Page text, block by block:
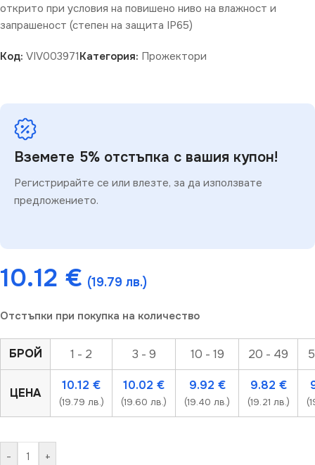
открито при условия на повишено ниво на влажност и
запрашеност (степен на защита IP65)
Код: VIV003971Категория: Прожектори
Вземете 5% отстъпка с вашия купон!
Регистрирайте се или влезте, за да използвате
предложението.
10.12 € (19.79 лв.)
Отстъпки при покупка на количество
БРОЙ 1 - 2 3 - 9 10 - 19 20 - 49
ЦЕНА
10.12 €
(19.79 лв.)
10.02 €
(19.60 лв.)
9.92 €
(19.40 лв.)
9.82 €
(19.21 лв.)
- +